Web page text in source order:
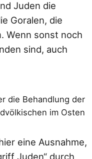
Juden die
Goralen, die
Wenn sonst noch
sind, auch
die Behandlung der
im Osten
eine Ausnahme,
Juden“ durch